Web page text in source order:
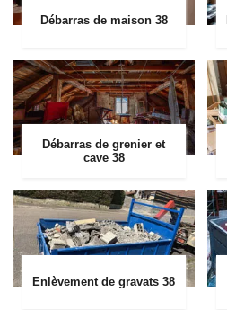
Débarras de maison 38
Débarras de grenier et
cave 38
Enlèvement de gravats 38